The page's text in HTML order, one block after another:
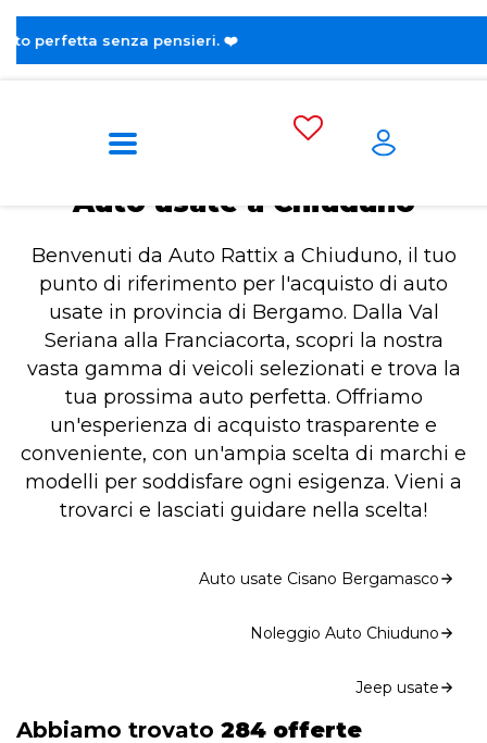
Home Auto usate a Chiuduno
Auto usate a Chiuduno
Benvenuti da Auto Rattix a Chiuduno, il tuo
punto di riferimento per l'acquisto di auto
usate in provincia di Bergamo. Dalla Val
Seriana alla Franciacorta, scopri la nostra
vasta gamma di veicoli selezionati e trova la
tua prossima auto perfetta. Offriamo
un'esperienza di acquisto trasparente e
conveniente, con un'ampia scelta di marchi e
modelli per soddisfare ogni esigenza. Vieni a
trovarci e lasciati guidare nella scelta!
Auto usate Cisano Bergamasco
Noleggio Auto Chiuduno
Jeep usate
Abbiamo trovato 284 offerte